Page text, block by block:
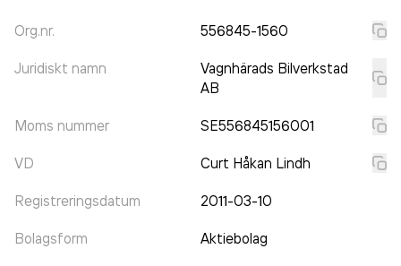
Org.nr. 556845-1560
Juridiskt namn
Vagnhärads Bilverkstad
AB
Moms nummer SE556845156001
VD Curt Håkan Lindh
Registreringsdatum 2011-03-10
Bolagsform Aktiebolag